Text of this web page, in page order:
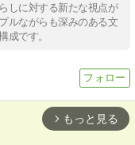
しに対する新たな視点が
ルながらも深みのある文
成です。
arrow_forward_ios もっと見る